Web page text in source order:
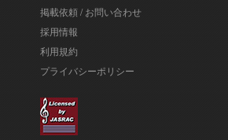
掲載依頼 / お問い合わせ
採用情報
利用規約
プライバシーポリシー